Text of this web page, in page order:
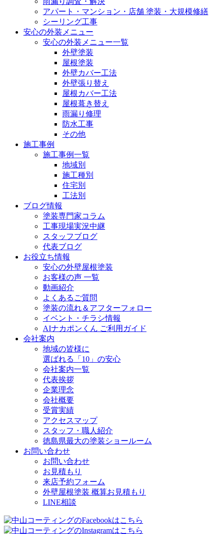
アパート・マンション・店舗 塗装・大規模修繕
シーリング工事
安心の外装メニュー
安心の外装メニュー一覧
外壁塗装
屋根塗装
外壁カバー工法
外壁張り替え
屋根カバー工法
屋根葺き替え
雨漏り修理
防水工事
その他
施工事例
施工事例一覧
地域別
施工種別
住宅別
工法別
ブログ情報
塗装専門家コラム
工事現場実況中継
スタッフブログ
代表ブログ
お役立ち情報
安心の外壁屋根塗装
お客様の声 一覧
動画紹介
よくあるご質問
塗装の流れ＆アフターフォロー
イベント・チラシ情報
AIナカポンくん ご利用ガイド
会社案内
地域の皆様に
選ばれる「10」の安心
会社案内一覧
代表挨拶
企業理念
会社概要
受賞実績
アクセスマップ
スタッフ・職人紹介
徳島県最大の塗装ショールーム
お問い合わせ
お問い合わせ
お見積もり
来店予約フォーム
外壁屋根塗装 概算お見積もり
LINE相談